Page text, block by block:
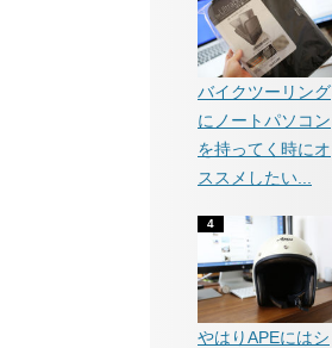
バイクツーリング
にノートパソコン
を持ってく時にオ
ススメしたい...
やはりAPEにはシ